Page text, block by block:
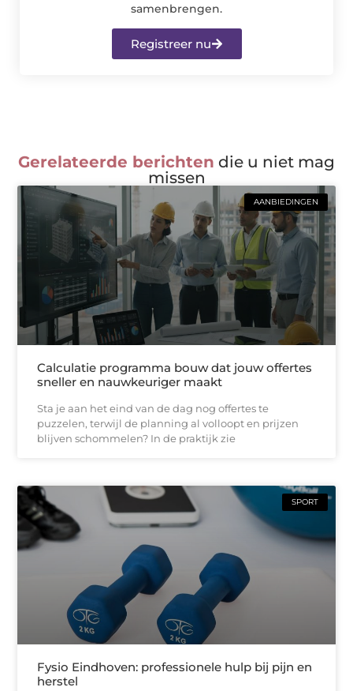
samenbrengen.
Registreer nu
Gerelateerde berichten die u niet mag
missen
AANBIEDINGEN
Calculatie programma bouw dat jouw offertes
sneller en nauwkeuriger maakt
Sta je aan het eind van de dag nog offertes te
puzzelen, terwijl de planning al volloopt en prijzen
blijven schommelen? In de praktijk zie
SPORT
Fysio Eindhoven: professionele hulp bij pijn en
herstel